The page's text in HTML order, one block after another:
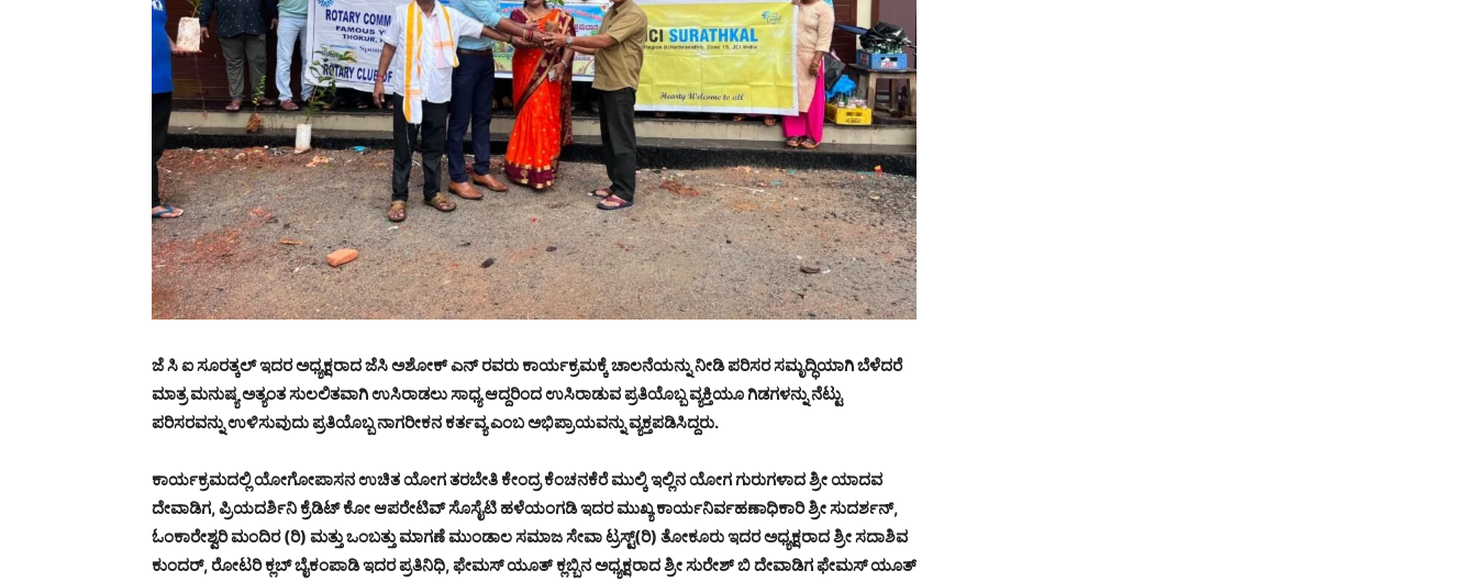
ಜೆ ಸಿ ಐ ಸೂರತ್ಕಲ್ ಇದರ ಅಧ್ಯಕ್ಷರಾದ ಜೆಸಿ ಅಶೋಕ್ ಎನ್ ರವರು ಕಾರ್ಯಕ್ರಮಕ್ಕೆ ಚಾಲನೆಯನ್ನು ನೀಡಿ ಪರಿಸರ ಸಮೃದ್ಧಿಯಾಗಿ ಬೆಳೆದರೆ
ಮಾತ್ರ ಮನುಷ್ಯ ಅತ್ಯಂತ ಸುಲಲಿತವಾಗಿ ಉಸಿರಾಡಲು ಸಾಧ್ಯ ಆದ್ದರಿಂದ ಉಸಿರಾಡುವ ಪ್ರತಿಯೊಬ್ಬ ವ್ಯಕ್ತಿಯೂ ಗಿಡಗಳನ್ನು ನೆಟ್ಟು
ಪರಿಸರವನ್ನು ಉಳಿಸುವುದು ಪ್ರತಿಯೊಬ್ಬ ನಾಗರೀಕನ ಕರ್ತವ್ಯ ಎಂಬ ಅಭಿಪ್ರಾಯವನ್ನು ವ್ಯಕ್ತಪಡಿಸಿದ್ದರು.
ಕಾರ್ಯಕ್ರಮದಲ್ಲಿ ಯೋಗೋಪಾಸನ ಉಚಿತ ಯೋಗ ತರಬೇತಿ ಕೇಂದ್ರ ಕೆಂಚನಕೆರೆ ಮುಲ್ಕಿ ಇಲ್ಲಿನ ಯೋಗ ಗುರುಗಳಾದ ಶ್ರೀ ಯಾದವ
ದೇವಾಡಿಗ, ಪ್ರಿಯದರ್ಶಿನಿ ಕ್ರೆಡಿಟ್ ಕೋ ಆಪರೇಟಿವ್ ಸೊಸೈಟಿ ಹಳೆಯಂಗಡಿ ಇದರ ಮುಖ್ಯ ಕಾರ್ಯನಿರ್ವಹಣಾಧಿಕಾರಿ ಶ್ರೀ ಸುದರ್ಶನ್,
ಓಂಕಾರೇಶ್ವರಿ ಮಂದಿರ (ರಿ) ಮತ್ತು ಒಂಬತ್ತು ಮಾಗಣೆ ಮುಂಡಾಲ ಸಮಾಜ ಸೇವಾ ಟ್ರಸ್ಟ್(ರಿ) ತೋಕೂರು ಇದರ ಅಧ್ಯಕ್ಷರಾದ ಶ್ರೀ ಸದಾಶಿವ
ಕುಂದರ್, ರೋಟರಿ ಕ್ಲಬ್ ಬೈಕಂಪಾಡಿ ಇದರ ಪ್ರತಿನಿಧಿ, ಫೇಮಸ್ ಯೂತ್ ಕ್ಲಬ್ಬಿನ ಅಧ್ಯಕ್ಷರಾದ ಶ್ರೀ ಸುರೇಶ್ ಬಿ ದೇವಾಡಿಗ ಫೇಮಸ್ ಯೂತ್